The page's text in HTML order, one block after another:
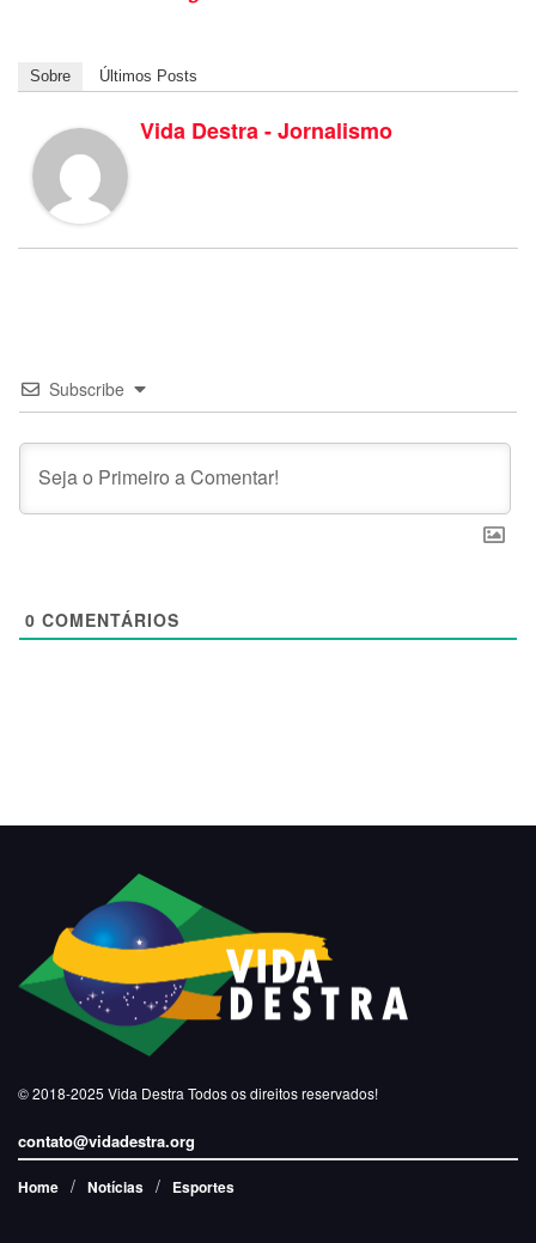
Sobre Últimos Posts
Vida Destra - Jornalismo
Subscribe
0 COMENTÁRIOS
© 2018-2025 Vida Destra Todos os direitos reservados!
contato@vidadestra.org
Home Notícias Esportes